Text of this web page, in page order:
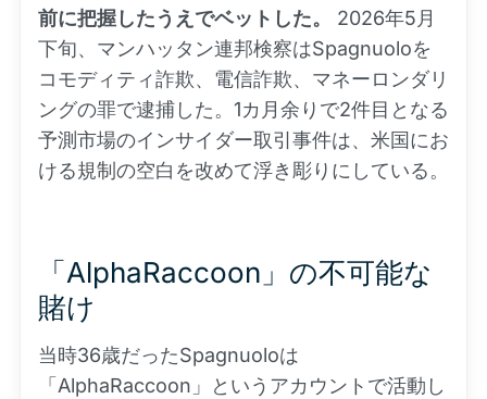
前に把握したうえでベットした。
2026年5月
下旬、マンハッタン連邦検察はSpagnuoloを
コモディティ詐欺、電信詐欺、マネーロンダリ
ングの罪で逮捕した。1カ月余りで2件目となる
予測市場のインサイダー取引事件は、米国にお
ける規制の空白を改めて浮き彫りにしている。
「AlphaRaccoon」の不可能な
賭け
当時36歳だったSpagnuoloは
「AlphaRaccoon」というアカウントで活動し